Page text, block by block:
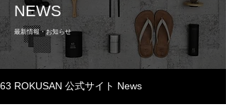
NEWS
最新情報・お知らせ
63 ROKUSAN 公式サイト News